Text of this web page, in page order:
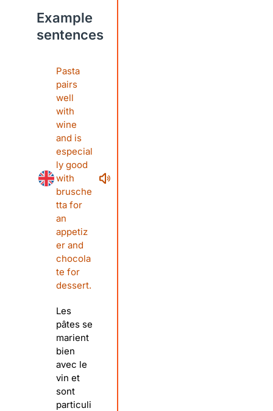
Example
sentences
Pasta
pairs
well
with
wine
and is
especial
ly good
with
brusche
tta for
an
appetiz
er and
chocola
te for
dessert.
Les
pâtes se
marient
bien
avec le
vin et
sont
particuli